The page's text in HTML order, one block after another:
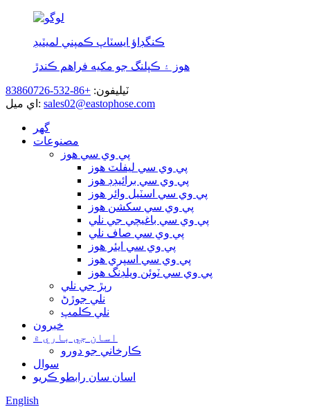
ڪنگڊاؤ ايسٽاپ ڪمپني لميٽيڊ
هوز ۽ ڪپلنگ جو مکيه فراهم ڪندڙ
ٽيليفون: +86-532-83860726
اي ميل: sales02@eastophose.com
گھر
مصنوعات
پي وي سي هوز
پي وي سي ليفلٽ هوز
پي وي سي برائيڊڊ هوز
پي وي سي اسٽيل وائر هوز
پي وي سي سکشن هوز
پي وي سي باغيچي جي نلي
پي وي سي صاف نلي
پي وي سي ايئر هوز
پي وي سي اسپري هوز
پي وي سي ٽوئن ويلڊنگ هوز
رٻڙ جي نلي
نلي جوڙڻ
نلي ڪلمپ
خبرون
اسان جي باري ۾
ڪارخاني جو دورو
سوال
اسان سان رابطو ڪريو
English